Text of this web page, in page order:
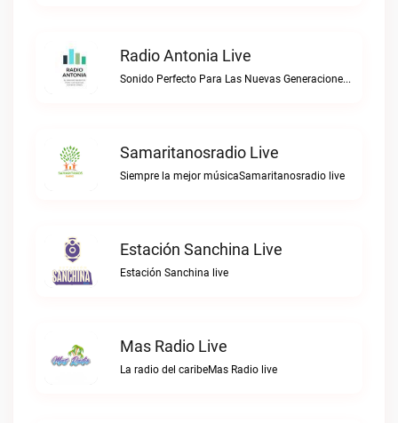
Radio Antonia Live
Sonido Perfecto Para Las Nuevas GeneracionesRadio Antonia live
Samaritanosradio Live
Siempre la mejor músicaSamaritanosradio live
Estación Sanchina Live
Estación Sanchina live
Mas Radio Live
La radio del caribeMas Radio live